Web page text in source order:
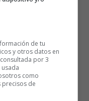
de tu
y otros datos en
por 3
como
de